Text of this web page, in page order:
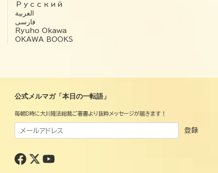
Русский
العربية‏
فارسی
Ryuho Okawa
OKAWA BOOKS
公式メルマガ「本日の一転語」
毎朝8時に大川隆法総裁ご著書より抜粋メッセージが届きます！
登録